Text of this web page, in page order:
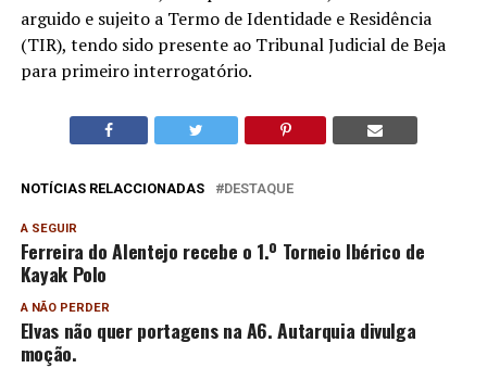
arguido e sujeito a Termo de Identidade e Residência
(TIR), tendo sido presente ao Tribunal Judicial de Beja
para primeiro interrogatório.
NOTÍCIAS RELACCIONADAS DESTAQUE
A SEGUIR
Ferreira do Alentejo recebe o 1.º Torneio Ibérico de
Kayak Polo
A NÃO PERDER
Elvas não quer portagens na A6. Autarquia divulga
moção.